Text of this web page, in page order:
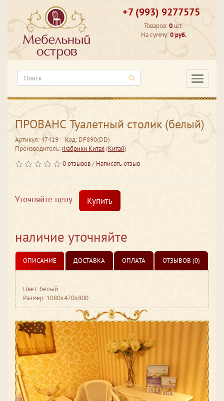
+7 (993) 9277575
Товаров:0 шт.
На сумму:0 руб.
ПРОВАНС Туалетный столик (белый)
Артикул: 47419
Код: DF890(DD)
Производитель:Фабрики Китая(Китай)
0 отзывов/ Написать отзыв
Уточняйте цену Купить
наличие уточняйте
ОПИСАНИЕ ДОСТАВКА ОПЛАТА ОТЗЫВОВ (0)
Цвет: белый
Размер: 1080x470x800